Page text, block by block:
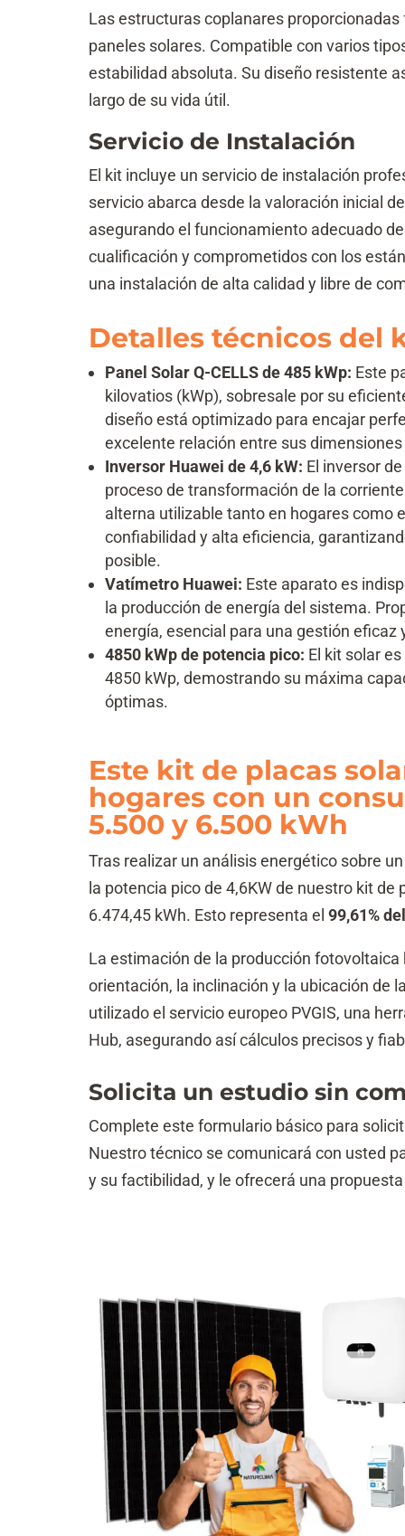
Las estructuras coplanares
paneles solares. Compatible con varios
estabilidad absoluta. Su diseño resistente
largo de su vida útil.
Servicio de Instalación
El kit incluye un servicio de instalación
servicio abarca desde la valoración inicial
asegurando el funcionamiento adecuado
cualificación y comprometidos con los
una instalación de alta calidad y libre de
Detalles técnicos del
Panel Solar Q-CELLS de 485 kWp: Este
kilovatios (kWp), sobresale por su
diseño está optimizado para encajar
excelente relación entre sus
Inversor Huawei de 4,6 kW: El inversor
proceso de transformación de la
alterna utilizable tanto en hogares como
confiabilidad y alta eficiencia,
posible.
Vatímetro Huawei: Este aparato es
la producción de energía del sistema.
energía, esencial para una gestión
4850 kWp de potencia pico: El kit solar
4850 kWp, demostrando su máxima
óptimas.
Este kit de placas
hogares con un
5.500 y 6.500 kWh
Tras realizar un análisis energético sobre
la potencia pico de 4,6KW de nuestro kit
6.474,45 kWh. Esto representa el 99,61%
La estimación de la producción
orientación, la inclinación y la ubicación de
utilizado el servicio europeo PVGIS, una
Hub, asegurando así cálculos precisos y
Solicita un estudio sin
Complete este formulario básico para
Nuestro técnico se comunicará con usted
y su factibilidad, y le ofrecerá una